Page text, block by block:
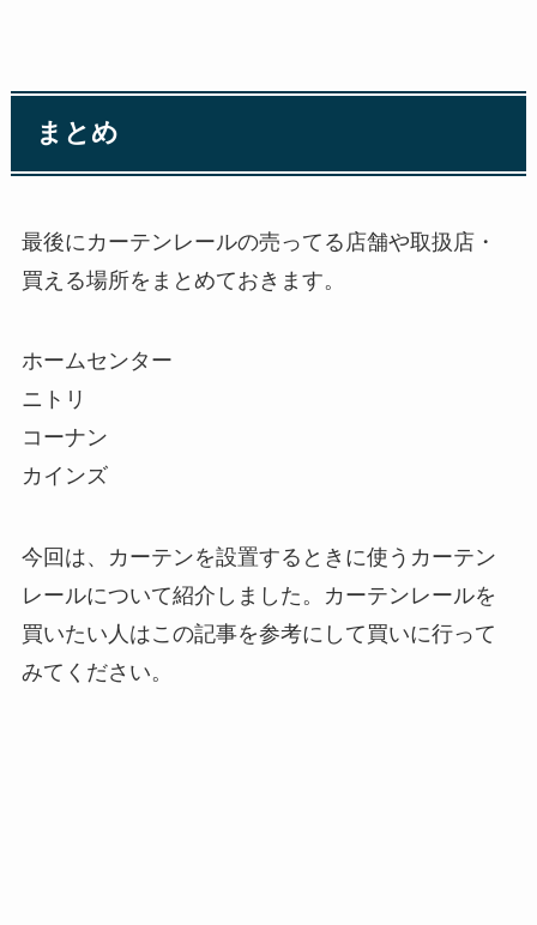
まとめ
最後にカーテンレールの売ってる店舗や取扱店・
買える場所をまとめておきます。
ホームセンター
ニトリ
コーナン
カインズ
今回は、カーテンを設置するときに使うカーテン
レールについて紹介しました。カーテンレールを
買いたい人はこの記事を参考にして買いに行って
みてください。